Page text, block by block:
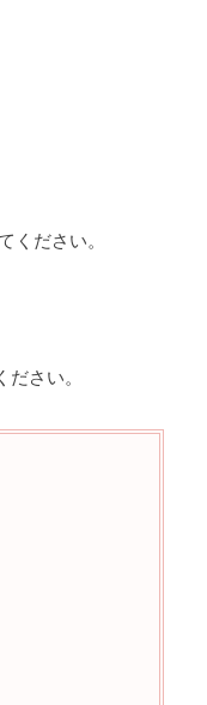
ください。
さい。